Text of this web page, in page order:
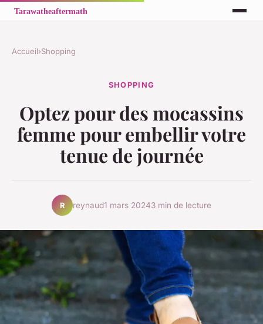
Accueil›Shopping
SHOPPING
Optez pour des mocassins
femme pour embellir votre
tenue de journée
R reynaud1 mars 20243 min de lecture